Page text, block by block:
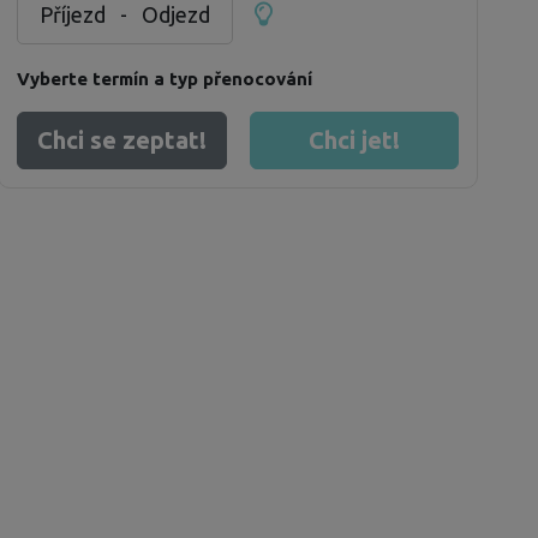
Příjezd - Odjezd
Vyberte termín a typ přenocování
Chci se zeptat! Chci jet!